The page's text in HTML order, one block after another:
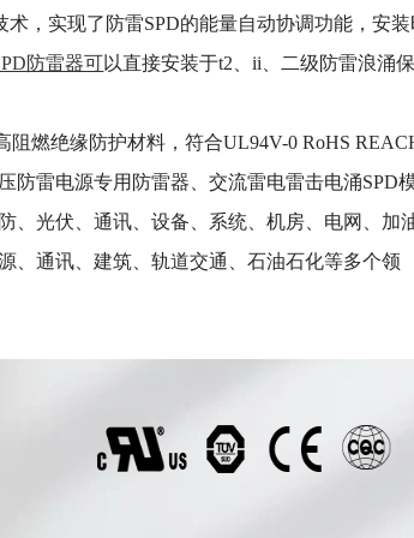
，实现了防雷SPD的能量自动协调功能，安装
防雷器可以直接安装于t2、ii、二级防雷浪涌保
燃绝缘防护材料，符合UL94V-0 RoHS
防雷电源专用防雷器、交流雷电雷击电涌SPD
、光伏、通讯、设备、系统、机房、电网、加
、通讯、建筑、轨道交通、石油石化等多个领